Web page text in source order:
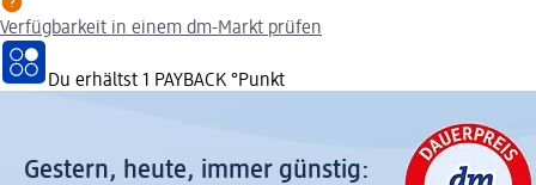
Verfügbarkeit in einem dm-Markt prüfen
Du erhältst 1 PAYBACK °Punkt
Gestern, heute, immer günstig: